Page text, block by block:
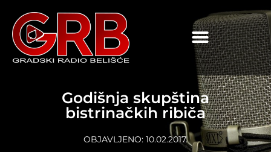
Godišnja skupština
bistrinačkih ribiča
OBJAVLJENO: 10.02.2017.